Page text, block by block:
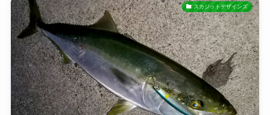
スカジットデザインズ